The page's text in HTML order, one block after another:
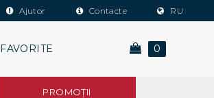
Ajutor Contacte RU
FAVORITE 0
PROMOŢII